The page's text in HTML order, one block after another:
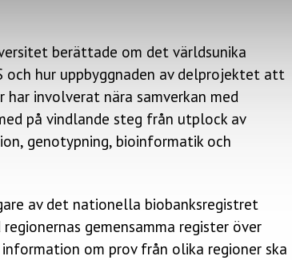
berättade om det världsunika
och hur uppbyggnaden av delprojektet att
involverat nära samverkan med
på vindlande steg från utplock av
genotypning, bioinformatik och
av det nationella biobanksregistret
gemensamma register över
om prov från olika regioner ska